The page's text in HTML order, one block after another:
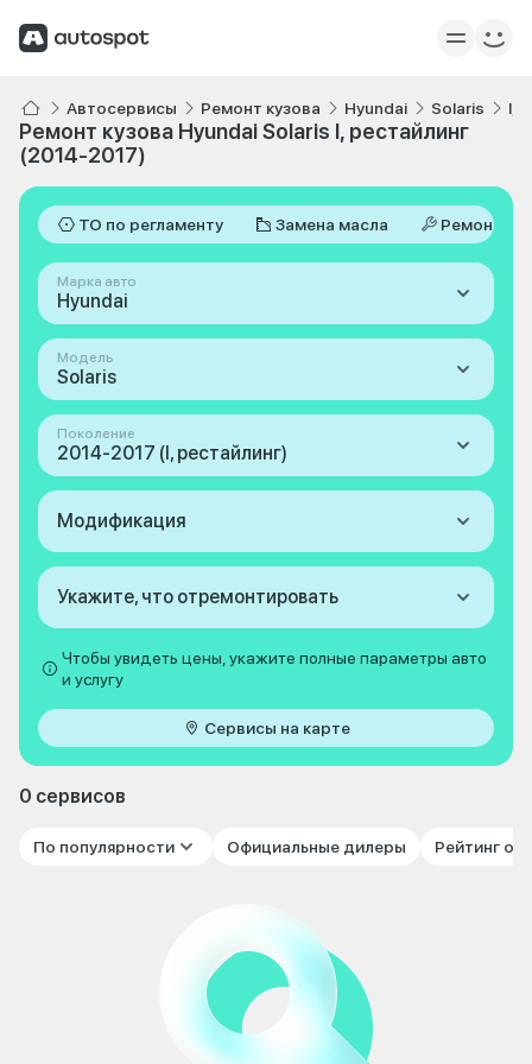
Автосервисы Ремонт кузова Hyundai Solaris I,
Ремонт кузова Hyundai Solaris I, рестайлинг
(2014-2017)
ТО по регламенту Замена масла Ремонт
Марка авто
Hyundai
Модель
Solaris
Поколение
2014-2017 (I, рестайлинг)
Модификация
Укажите, что отремонтировать
Чтобы увидеть цены, укажите полные параметры авто
и услугу
Сервисы на карте
0 сервисов
По популярности Официальные дилеры Рейтинг